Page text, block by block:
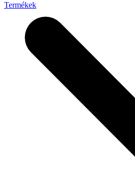
Termékek